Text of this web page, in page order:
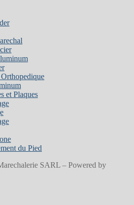
et Plaques
du Pied
SARL – Powered by